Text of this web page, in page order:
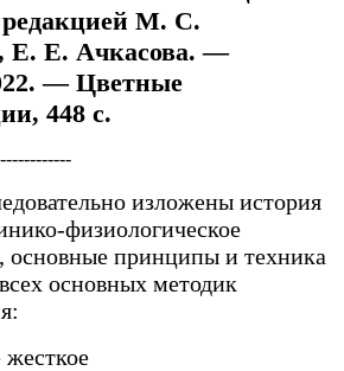
М. С.
Е. Е. Ачкасова. —
— Цветные
448 с.
изложены история
физиологическое
основные принципы и техника
основных методик
жесткое